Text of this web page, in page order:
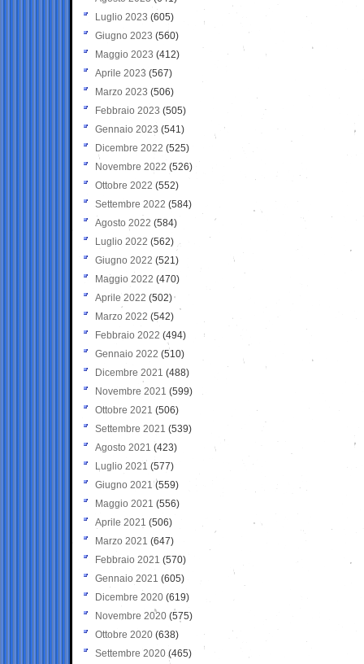
Luglio 2023 (605)
Giugno 2023 (560)
Maggio 2023 (412)
Aprile 2023 (567)
Marzo 2023 (506)
Febbraio 2023 (505)
Gennaio 2023 (541)
Dicembre 2022 (525)
Novembre 2022 (526)
Ottobre 2022 (552)
Settembre 2022 (584)
Agosto 2022 (584)
Luglio 2022 (562)
Giugno 2022 (521)
Maggio 2022 (470)
Aprile 2022 (502)
Marzo 2022 (542)
Febbraio 2022 (494)
Gennaio 2022 (510)
Dicembre 2021 (488)
Novembre 2021 (599)
Ottobre 2021 (506)
Settembre 2021 (539)
Agosto 2021 (423)
Luglio 2021 (577)
Giugno 2021(559)
Maggio 2021 (556)
Aprile 2021 (506)
Marzo 2021 (647)
Febbraio 2021 (570)
Gennaio 2021 (605)
Dicembre 2020 (619)
Novembre 2020 (575)
Ottobre 2020 (638)
Settembre 2020(465)